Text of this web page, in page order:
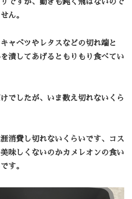
ですが、動きも鈍く飛ばないので
ん。
ャベツやレタスなどの切れ端と
潰してあげるともりもり食べてい
でしたが、いま数え切れないくら
消費し切れないくらいです、コス
味しくないのかカメレオンの食い
す。